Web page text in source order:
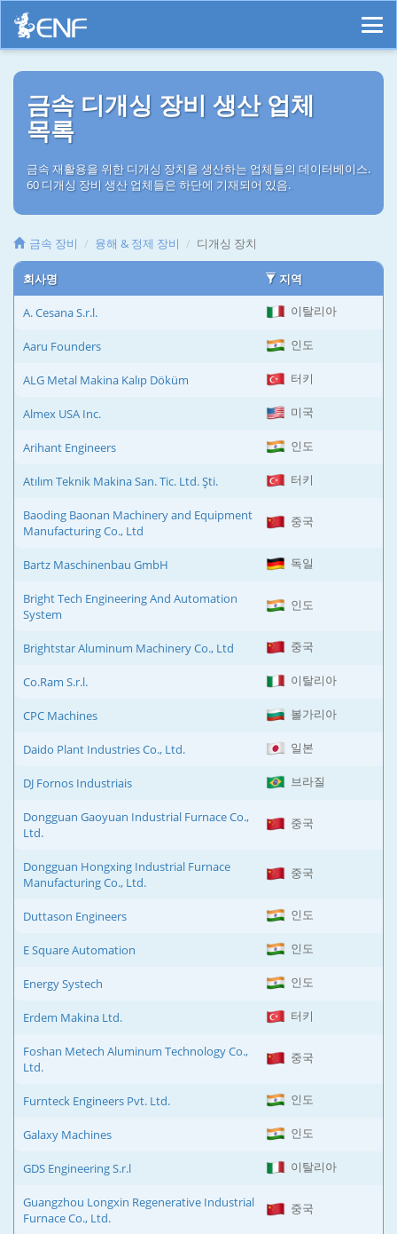
금속 디개싱 장비 생산 업체
목록
금속 재활용을 위한 디개싱 장치을 생산하는 업체들의 데이터베이스.
60 디개싱 장비 생산 업체들은 하단에 기재되어 있음.
금속 장비 융해 & 정제 장비 디개싱 장치
회사명 지역
A. Cesana S.r.l. 이탈리아
Aaru Founders 인도
ALG Metal Makina Kalıp Döküm 터키
Almex USA Inc. 미국
Arihant Engineers 인도
Atılım Teknik Makina San. Tic. Ltd. Şti. 터키
Baoding Baonan Machinery and Equipment
Manufacturing Co., Ltd
중국
Bartz Maschinenbau GmbH 독일
Bright Tech Engineering And Automation
System
인도
Brightstar Aluminum Machinery Co., Ltd 중국
Co.Ram S.r.l. 이탈리아
CPC Machines 볼가리아
Daido Plant Industries Co., Ltd. 일본
DJ Fornos Industriais 브라질
Dongguan Gaoyuan Industrial Furnace Co.,
Ltd.
중국
Dongguan Hongxing Industrial Furnace
Manufacturing Co., Ltd.
중국
Duttason Engineers 인도
E Square Automation 인도
Energy Systech 인도
Erdem Makina Ltd. 터키
Foshan Metech Aluminum Technology Co.,
Ltd.
중국
Furnteck Engineers Pvt. Ltd. 인도
Galaxy Machines 인도
GDS Engineering S.r.l 이탈리아
Guangzhou Longxin Regenerative Industrial
Furnace Co., Ltd.
중국